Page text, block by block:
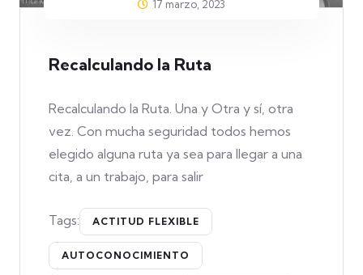
17 marzo, 2023
Recalculando la Ruta
Recalculando la Ruta. Una y Otra y sí, otra
vez. Con mucha seguridad todos hemos
elegido alguna ruta ya sea para llegar a una
cita, a un trabajo, para salir
Tags: ACTITUD FLEXIBLE
AUTOCONOCIMIENTO